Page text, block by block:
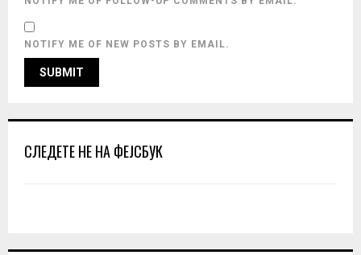
NOTIFY ME OF NEW POSTS BY EMAIL.
СЛЕДЕТЕ НЕ НА ФЕЈСБУК